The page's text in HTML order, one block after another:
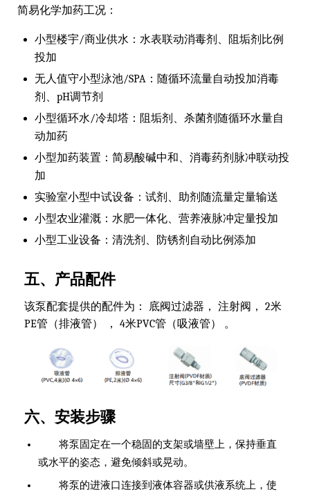
简易化学加药工况：
小型楼宇/商业供水：水表联动消毒剂、阻垢剂比例
投加
无人值守小型泳池/SPA：随循环流量自动投加消毒
剂、pH调节剂
小型循环水/冷却塔：阻垢剂、杀菌剂随循环水量自
动加药
小型加药装置：简易酸碱中和、消毒药剂脉冲联动投
加
实验室小型中试设备：试剂、助剂随流量定量输送
小型农业灌溉：水肥一体化、营养液脉冲定量投加
小型工业设备：清洗剂、防锈剂自动比例添加
五、产品配件
该泵配套提供的配件为： 底阀过滤器， 注射阀， 2米
PE管（排液管） ， 4米PVC管（吸液管） 。
六、安装步骤
将泵固定在一个稳固的支架或墙壁上，保持垂直
或水平的姿态，避免倾斜或晃动。
将泵的进液口连接到液体容器或供液系统上，使